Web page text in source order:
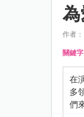
作者
關鍵字
在
多
們